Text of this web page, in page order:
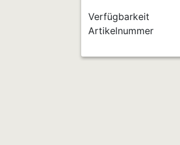
Verfügbarkeit
Artikelnummer